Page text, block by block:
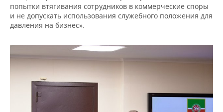
попытки втягивания сотрудников в коммерческие споры
и не допускать использования служебного положения для
давления на бизнес».